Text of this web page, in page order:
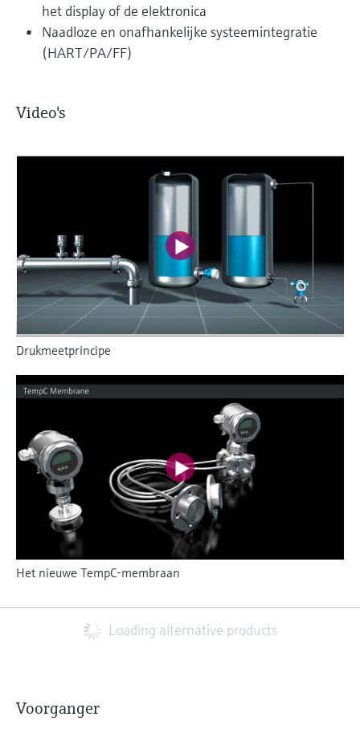
het display of de elektronica
Naadloze en onafhankelijke systeemintegratie
(HART/PA/FF)
Video's
Drukmeetprincipe
Het nieuwe TempC-membraan
Loading alternative products
Voorganger